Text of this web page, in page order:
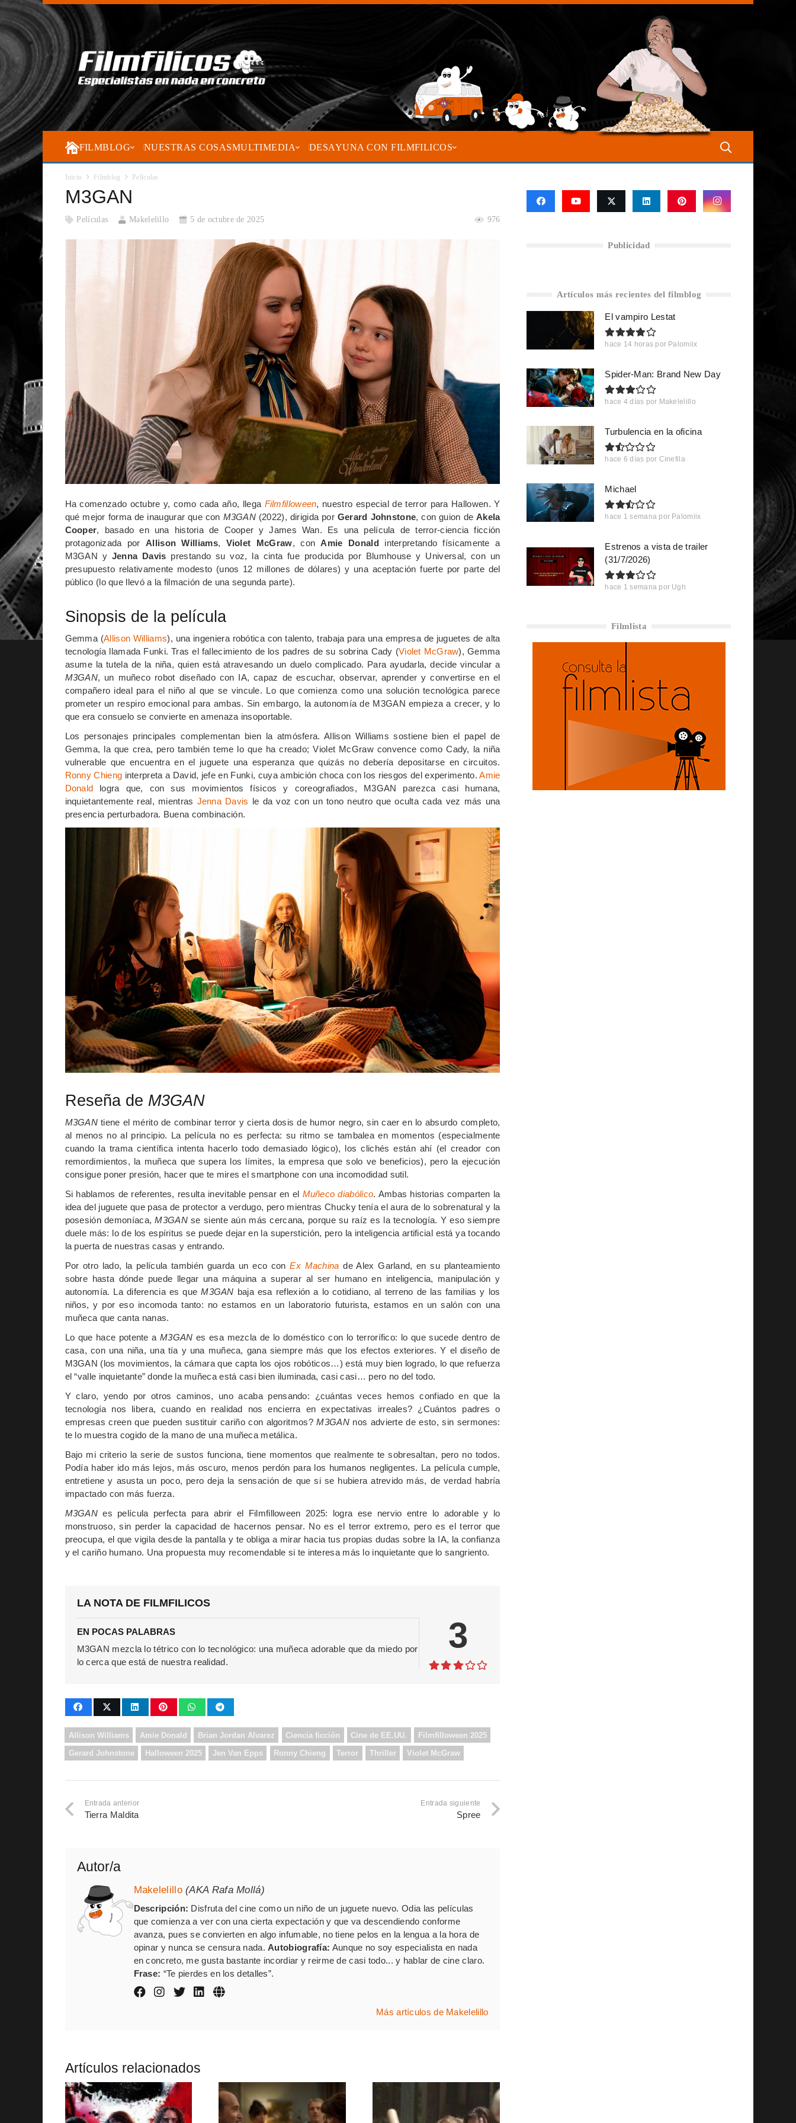
FILMBLOG NUESTRAS COSASMULTIMEDIA DESAYUNA CON FILMFILICOS
Inicio Filmblog Películas
M3GAN
Películas Makelelillo 5 de octubre de 2025 976
Ha comenzado octubre y, como cada año, llega Filmfilloween, nuestro especial de terror para Hallowen. Y
qué mejor forma de inaugurar que con M3GAN (2022), dirigida por Gerard Johnstone, con guion de Akela
Cooper, basado en una historia de Cooper y James Wan. Es una película de terror-ciencia ficción
protagonizada porAllison Williams, Violet McGraw, conAmie Donaldinterpretando físicamente a
M3GAN y Jenna Davis prestando su voz, la cinta fue producida por Blumhouse y Universal, con un
presupuesto relativamente modesto (unos 12 millones de dólares) y una aceptación fuerte por parte del
público (lo que llevó a la filmación de una segunda parte).
Sinopsis de la película
Gemma (Allison Williams), una ingeniera robótica con talento, trabaja para una empresa de juguetes de alta
tecnología llamada Funki. Tras el fallecimiento de los padres de su sobrina Cady (Violet McGraw), Gemma
asume la tutela de la niña, quien está atravesando un duelo complicado. Para ayudarla, decide vincular a
M3GAN, un muñeco robot diseñado con IA, capaz de escuchar, observar, aprender y convertirse en el
compañero ideal para el niño al que se vincule. Lo que comienza como una solución tecnológica parece
prometer un respiro emocional para ambas. Sin embargo, la autonomía de M3GAN empieza a crecer, y lo
que era consuelo se convierte en amenaza insoportable.
Los personajes principales complementan bien la atmósfera. Allison Williams sostiene bien el papel de
Gemma, la que crea, pero también teme lo que ha creado; Violet McGraw convence como Cady, la niña
vulnerable que encuentra en el juguete una esperanza que quizás no debería depositarse en circuitos.
Ronny Chieng interpreta a David, jefe en Funki, cuya ambición choca con los riesgos del experimento.Amie
Donald logra que, con sus movimientos físicos y coreografiados, M3GAN parezca casi humana,
inquietantemente real, mientras Jenna Davis le da voz con un tono neutro que oculta cada vez más una
presencia perturbadora. Buena combinación.
Reseña de M3GAN
M3GAN tiene el mérito de combinar terror y cierta dosis de humor negro, sin caer en lo absurdo completo,
al menos no al principio. La película no es perfecta: su ritmo se tambalea en momentos (especialmente
cuando la trama científica intenta hacerlo todo demasiado lógico), los clichés están ahí (el creador con
remordimientos, la muñeca que supera los límites, la empresa que solo ve beneficios), pero la ejecución
consigue poner presión, hacer que te mires el smartphone con una incomodidad sutil.
Si hablamos de referentes, resulta inevitable pensar en el Muñeco diabólico. Ambas historias comparten la
idea del juguete que pasa de protector a verdugo, pero mientras Chucky tenía el aura de lo sobrenatural y la
posesión demoníaca,M3GANse siente aún más cercana, porque su raíz es la tecnología. Y eso siempre
duele más: lo de los espíritus se puede dejar en la superstición, pero la inteligencia artificial está ya tocando
la puerta de nuestras casas y entrando.
Por otro lado, la película también guarda un eco conEx Machina de Alex Garland, en su planteamiento
sobre hasta dónde puede llegar una máquina a superar al ser humano en inteligencia, manipulación y
autonomía. La diferencia es queM3GAN baja esa reflexión a lo cotidiano, al terreno de las familias y los
niños, y por eso incomoda tanto: no estamos en un laboratorio futurista, estamos en un salón con una
muñeca que canta nanas.
Lo que hace potente aM3GAN es esa mezcla de lo doméstico con lo terrorífico: lo que sucede dentro de
casa, con una niña, una tía y una muñeca, gana siempre más que los efectos exteriores. Y el diseño de
M3GAN (los movimientos, la cámara que capta los ojos robóticos…) está muy bien logrado, lo que refuerza
el “valle inquietante” donde la muñeca está casi bien iluminada, casi casi… pero no del todo.
Y claro, yendo por otros caminos, uno acaba pensando: ¿cuántas veces hemos confiado en que la
tecnología nos libera, cuando en realidad nos encierra en expectativas irreales? ¿Cuántos padres o
empresas creen que pueden sustituir cariño con algoritmos?M3GANnos advierte de esto, sin sermones:
te lo muestra cogido de la mano de una muñeca metálica.
Bajo mi criterio la serie de sustos funciona, tiene momentos que realmente te sobresaltan, pero no todos.
Podía haber ido más lejos, más oscuro, menos perdón para los humanos negligentes. La película cumple,
entretiene y asusta un poco, pero deja la sensación de que si se hubiera atrevido más, de verdad habría
impactado con más fuerza.
M3GAN es película perfecta para abrir el Filmfilloween 2025: logra ese nervio entre lo adorable y lo
monstruoso, sin perder la capacidad de hacernos pensar. No es el terror extremo, pero es el terror que
preocupa, el que vigila desde la pantalla y te obliga a mirar hacia tus propias dudas sobre la IA, la confianza
y el cariño humano. Una propuesta muy recomendable si te interesa más lo inquietante que lo sangriento.
LA NOTA DE FILMFILICOS
EN POCAS PALABRAS
M3GAN mezcla lo tétrico con lo tecnológico: una muñeca adorable que da miedo por
lo cerca que está de nuestra realidad.
3
Allison Williams Amie Donald Brian Jordan Alvarez Ciencia ficción Cine de EE.UU. Filmfilloween 2025
Gerard Johnstone Halloween 2025 Jen Van Epps Ronny Chieng Terror Thriller Violet McGraw
Entrada anterior
Tierra Maldita
Entrada siguiente
Spree
Autor/a
Makelelillo (AKA Rafa Mollá)
Descripción: Disfruta del cine como un niño de un juguete nuevo. Odia las películas
que comienza a ver con una cierta expectación y que va descendiendo conforme
avanza, pues se convierten en algo infumable, no tiene pelos en la lengua a la hora de
opinar y nunca se censura nada.Autobiografía: Aunque no soy especialista en nada
en concreto, me gusta bastante incordiar y reirme de casi todo... y hablar de cine claro.
Frase: “Te pierdes en los detalles”.
Más artículos de Makelelillo
Artículos relacionados
Publicidad
Artículos más recientes del filmblog
El vampiro Lestat
hace 14 horas por Palomiix
Spider-Man: Brand New Day
hace 4 días por Makelelillo
Turbulencia en la oficina
hace 6 días por Cinefila
Michael
hace 1 semana por Palomiix
Estrenos a vista de trailer
(31/7/2026)
hace 1 semana por Ugh
Filmlista